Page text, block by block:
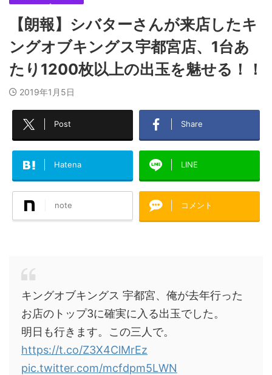
【朗報】シバターさんが来店したキ
ングオブキングス宇都宮店、1台あ
たり1200枚以上の出玉を魅せる！！
2019年1月5日
Post Share
Hatena LINE
note コメント
キングオブキングス 宇都宮、俺が去年行った
お店のトップ3に確実に入る出玉でした。
明日も行きます。この三人で。
https://t.co/Z3X4ClMrEz
pic.twitter.com/mcfdpm5LWN